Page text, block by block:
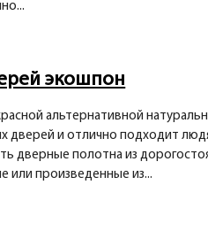
экошпон
альтернативной
дверей и отлично подходит
дверные полотна из
или произведенные из...